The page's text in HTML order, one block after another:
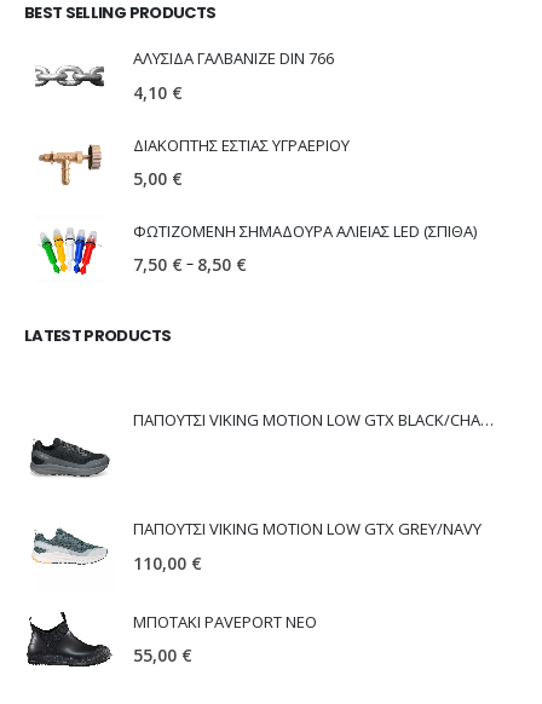
BEST SELLING PRODUCTS
ΑΛΥΣΙΔΑ ΓΑΛΒΑΝΙΖΕ DIN 766
4,10 €
ΔΙΑΚΟΠΤΗΣ ΕΣΤΙΑΣ ΥΓΡΑΕΡΙΟΥ
5,00 €
ΦΩΤΙΖΟΜΕΝΗ ΣΗΜΑΔΟΥΡΑ ΑΛΙΕΙΑΣ LED (ΣΠΙΘΑ)
7,50 € – 8,50 €
LATEST PRODUCTS
ΠΑΠΟΥΤΣΙ VIKING MOTION LOW GTX BLACK/CHARCOAL
ΠΑΠΟΥΤΣΙ VIKING MOTION LOW GTX GREY/NAVY
110,00 €
ΜΠΟΤΑΚΙ PAVEPORT NEO
55,00 €